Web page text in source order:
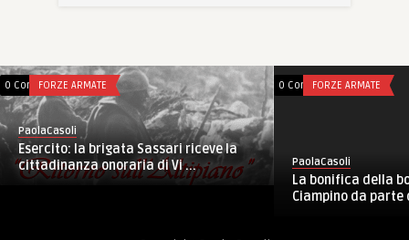
0 CommentsFORZE ARMATE
PaolaCasoli
Esercito: la brigata Sassari riceve la
cittadinanza onoraria di Vi ...
0 CommentsFORZE ARMATE
PaolaCasoli
La bonifica della
Ciampino da